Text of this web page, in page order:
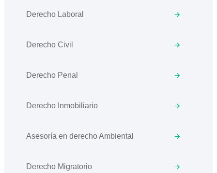
Derecho Laboral
Derecho Civil
Derecho Penal
Derecho Inmobiliario
Asesoría en derecho Ambiental
Derecho Migratorio